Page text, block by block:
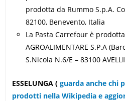
prodotta da Rummo S.p.A.
82100, Benevento, Italia
La Pasta Carrefour è prodotta
AGROALIMENTARE S.P.A
S.Nicola N.6/E – 83100
ESSELUNGA ( guarda anche chi
prodotti nella Wikipedia e